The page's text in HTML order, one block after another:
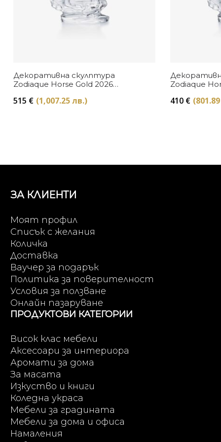
Декоративна скулптура
Zodiaque Horse Gold 2026
515 € (1,007.25 лв.)
Zodiaque
410 €
ЗА КЛИЕНТИ
Моят профил
Списък с желания
Количка
Доставка
Ваучер за подарък
Политика за поверителност
Условия за ползване
Онлайн пазаруване
ПРОДУКТОВИ КАТЕГОРИИ
Висок клас мебели
Аксесоари за интериора
Аромати за дома
За масата
Изкуство и книги
Коледна украса
Мебели за градината
Мебели за дома и офиса
Намаления